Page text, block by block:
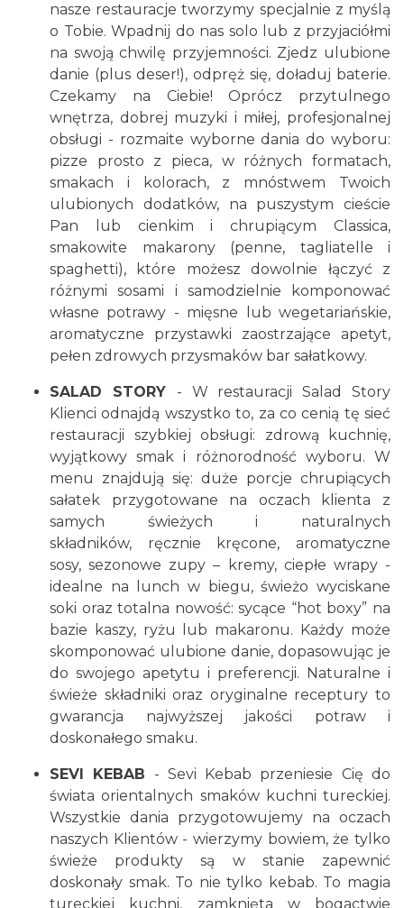
nasze restauracje tworzymy specjalnie z myślą
o Tobie. Wpadnij do nas solo lub z przyjaciółmi
na swoją chwilę przyjemności. Zjedz ulubione
danie (plus deser!), odpręż się, doładuj baterie.
Czekamy na Ciebie! Oprócz przytulnego
wnętrza, dobrej muzyki i miłej, profesjonalnej
obsługi - rozmaite wyborne dania do wyboru:
pizze prosto z pieca, w różnych formatach,
smakach i kolorach, z mnóstwem Twoich
ulubionych dodatków, na puszystym cieście
Pan lub cienkim i chrupiącym Classica,
smakowite makarony (penne, tagliatelle i
spaghetti), które możesz dowolnie łączyć z
różnymi sosami i samodzielnie komponować
własne potrawy - mięsne lub wegetariańskie,
aromatyczne przystawki zaostrzające apetyt,
pełen zdrowych przysmaków bar sałatkowy.
SALAD STORY - W restauracji Salad Story
Klienci odnajdą wszystko to, za co cenią tę sieć
restauracji szybkiej obsługi: zdrową kuchnię,
wyjątkowy smak i różnorodność wyboru. W
menu znajdują się: duże porcje chrupiących
sałatek przygotowane na oczach klienta z
samych świeżych i naturalnych
składników, ręcznie kręcone, aromatyczne
sosy, sezonowe zupy – kremy, ciepłe wrapy -
idealne na lunch w biegu, świeżo wyciskane
soki oraz totalna nowość: sycące “hot boxy” na
bazie kaszy, ryżu lub makaronu. Każdy może
skomponować ulubione danie, dopasowując je
do swojego apetytu i preferencji. Naturalne i
świeże składniki oraz oryginalne receptury to
gwarancja najwyższej jakości potraw i
doskonałego smaku.
SEVI KEBAB - Sevi Kebab przeniesie Cię do
świata orientalnych smaków kuchni tureckiej.
Wszystkie dania przygotowujemy na oczach
naszych Klientów - wierzymy bowiem, że tylko
świeże produkty są w stanie zapewnić
doskonały smak. To nie tylko kebab. To magia
tureckiej kuchni, zamknięta w bogactwie